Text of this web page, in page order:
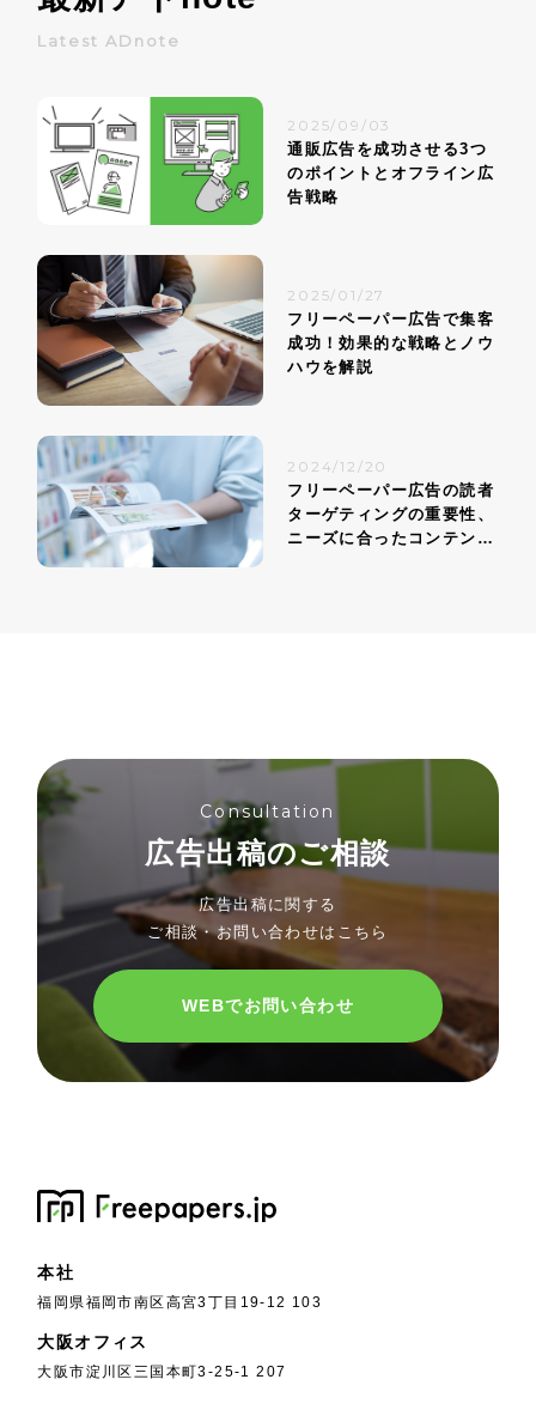
Latest ADnote
2025/09/03
通販広告を成功させる3つ
のポイントとオフライン広
告戦略
2025/01/27
フリーペーパー広告で集客
成功！効果的な戦略とノウ
ハウを解説
2024/12/20
フリーペーパー広告の読者
ターゲティングの重要性、
ニーズに合ったコンテンツ
Consultation
広告出稿のご相談
広告出稿に関する
ご相談・お問い合わせはこちら
WEBでお問い合わせ
本社
福岡県福岡市南区高宮3丁目19-12 103
大阪オフィス
大阪市淀川区三国本町3-25-1 207